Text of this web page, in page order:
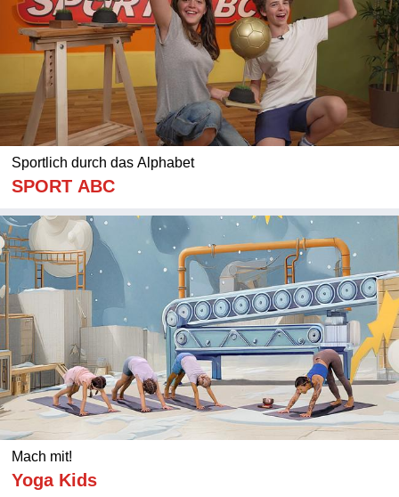
Sportlich durch das Alphabet
SPORT ABC
Mach mit!
Yoga Kids